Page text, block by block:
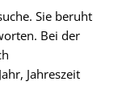
Sie beruht
Bei der
Jahreszeit